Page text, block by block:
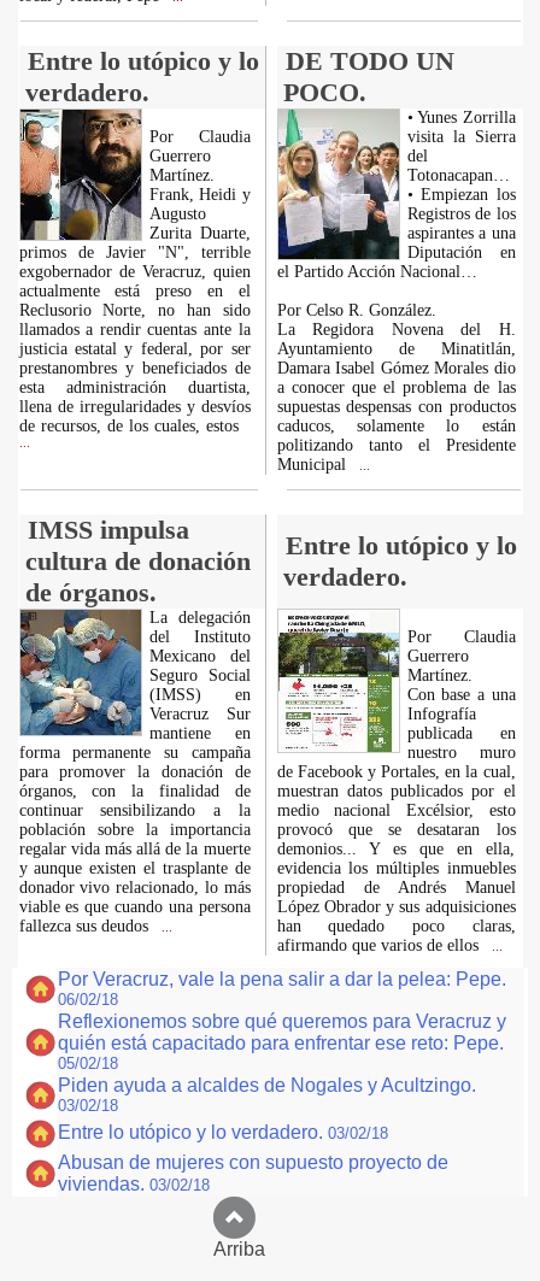
Entre lo utópico y lo
verdadero.
DE TODO UN
POCO.
Por Claudia
Guerrero
Martínez.
Frank, Heidi y
Augusto
Zurita Duarte,
primos de Javier "N", terrible
exgobernador de Veracruz, quien
actualmente está preso en el
Reclusorio Norte, no han sido
llamados a rendir cuentas ante la
justicia estatal y federal, por ser
prestanombres y beneficiados de
esta administración duartista,
llena de irregularidades y desvíos
de recursos, de los cuales, estos
• Yunes Zorrilla
visita la Sierra
del
Totonacapan…
• Empiezan los
Registros de los
aspirantes a una
Diputación en
el Partido Acción Nacional…
Por Celso R. González.
La Regidora Novena del H.
Ayuntamiento de Minatitlán,
Damara Isabel Gómez Morales dio
a conocer que el problema de las
supuestas despensas con productos
caducos, solamente lo están
politizando tanto el Presidente
Municipal
IMSS impulsa
cultura de donación
de órganos.
Entre lo utópico y lo
verdadero.
La delegación
del Instituto
Mexicano del
Seguro Social
(IMSS) en
Veracruz Sur
mantiene en
forma permanente su campaña
para promover la donación de
órganos, con la finalidad de
continuar sensibilizando a la
población sobre la importancia
regalar vida más allá de la muerte
y aunque existen el trasplante de
donador vivo relacionado, lo más
viable es que cuando una persona
fallezca sus deudos
Por Claudia
Guerrero
Martínez.
Con base a una
Infografía
publicada en
nuestro muro
de Facebook y Portales, en la cual,
muestran datos publicados por el
medio nacional Excélsior, esto
provocó que se desataran los
demonios... Y es que en ella,
evidencia los múltiples inmuebles
propiedad de Andrés Manuel
López Obrador y sus adquisiciones
han quedado poco claras,
afirmando que varios de ellos
Por Veracruz, vale la pena salir a dar la pelea: Pepe.
06/02/18
Reflexionemos sobre qué queremos para Veracruz y
quién está capacitado para enfrentar ese reto: Pepe.
05/02/18
Piden ayuda a alcaldes de Nogales y Acultzingo.
03/02/18
Entre lo utópico y lo verdadero. 03/02/18
Abusan de mujeres con supuesto proyecto de
viviendas. 03/02/18
Arriba